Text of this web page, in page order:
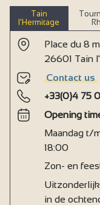
Aankleedtafel
Koelkast
Haardroger
Wifi Internet
Wascabines
Warme douches
Wastafel warm
Wasbak warm
Tain
l’Hermitage
Place du 8
26601 Tain
Contact us
+33(0)4 75
Opening
Maandag t/
18:00
Zon- en
in de